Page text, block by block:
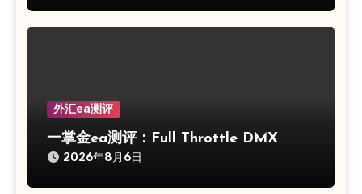
外汇ea测评
一掌金ea测评：Full Throttle DMX
2026年8月6日